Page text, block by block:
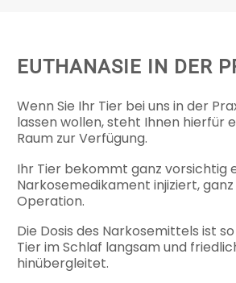
EUTHANASIE IN DER
Wenn Sie Ihr Tier bei uns in der
lassen wollen, steht Ihnen hierfür
Raum zur Verfügung.
Ihr Tier bekommt ganz vorsichtig
Narkosemedikament injiziert,
Operation.
Die Dosis des Narkosemittels ist
Tier im Schlaf langsam und
hinübergleitet.